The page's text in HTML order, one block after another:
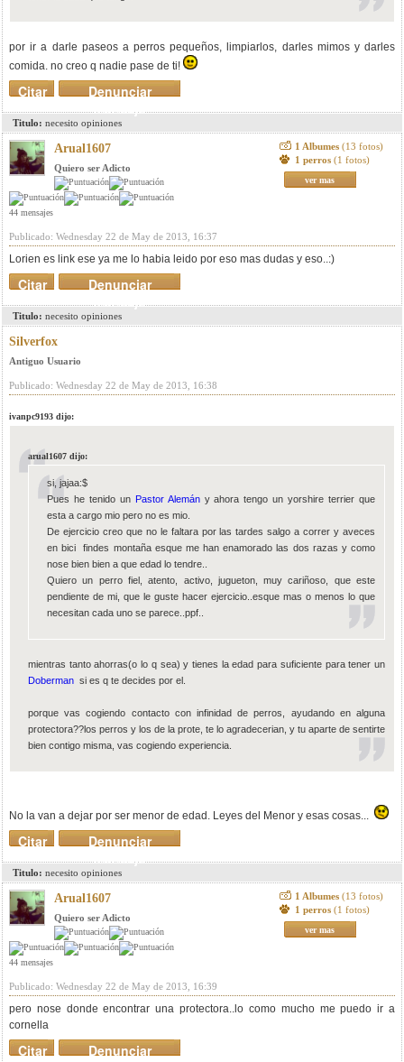
por ir a darle paseos a perros pequeños, limpiarlos, darles mimos y darles
comida. no creo q nadie pase de ti!
Denunciar
mensaje
Citar
Titulo: necesito opiniones
Arual1607
Quiero ser Adicto
44 mensajes
1 Albumes (13 fotos)
1 perros (1 fotos)
ver mas
Publicado: Wednesday 22 de May de 2013, 16:37
Lorien es link ese ya me lo habia leido por eso mas dudas y eso..:)
Denunciar
mensaje
Citar
Titulo: necesito opiniones
Silverfox
Antiguo Usuario
Publicado: Wednesday 22 de May de 2013, 16:38
ivanpc9193 dijo:
arual1607 dijo:
si, jajaa:$
Pues he tenido un Pastor Alemány ahora tengo un yorshire terrier que
esta a cargo mio pero no es mio.
De ejercicio creo que no le faltara por las tardes salgo a correr y aveces
en bici findes montaña esque me han enamorado las dos razas y como
nose bien bien a que edad lo tendre..
Quiero un perro fiel, atento, activo, jugueton, muy cariñoso, que este
pendiente de mi, que le guste hacer ejercicio..esque mas o menos lo que
necesitan cada uno se parece..ppf..
mientras tanto ahorras(o lo q sea) y tienes la edad para suficiente para tener un
Doberman si es q te decides por el.
porque vas cogiendo contacto con infinidad de perros, ayudando en alguna
protectora??los perros y los de la prote, te lo agradecerian, y tu aparte de sentirte
bien contigo misma, vas cogiendo experiencia.
No la van a dejar por ser menor de edad. Leyes del Menor y esas cosas...
Denunciar
mensaje
Citar
Titulo: necesito opiniones
Arual1607
Quiero ser Adicto
44 mensajes
1 Albumes (13 fotos)
1 perros (1 fotos)
ver mas
Publicado: Wednesday 22 de May de 2013, 16:39
pero nose donde encontrar una protectora..lo como mucho me puedo ir a
cornella
Denunciar
Citar